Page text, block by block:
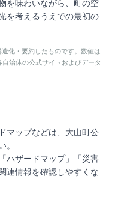
を味わいながら、町の空
を考えるうえでの最初の
化・要約したものです。数値は
治体の公式サイトおよびデータ
マップなどは、 大山町公
。
ハザードマップ」「災害
連情報を確認しやすくな